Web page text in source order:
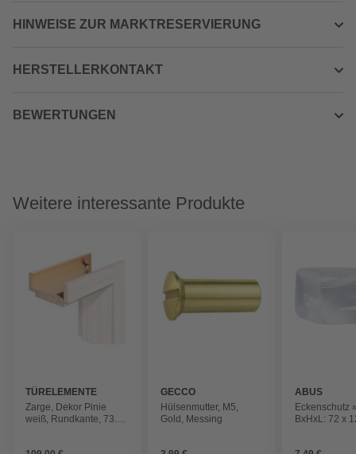
HINWEISE ZUR MARKTRESERVIERUNG
HERSTELLERKONTAKT
BEWERTUNGEN
Weitere interessante Produkte
TÜRELEMENTE
BORNE
Zarge, Dekor Pinie
weiß, Rundkante, 73.5
GECCO
Hülsenmutter, M5,
Gold, Messing
ABUS
Eckenschutz
BxHxL: 72 x